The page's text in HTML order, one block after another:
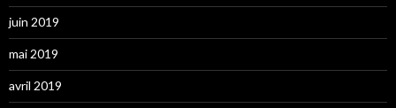
juin 2019
mai 2019
avril 2019